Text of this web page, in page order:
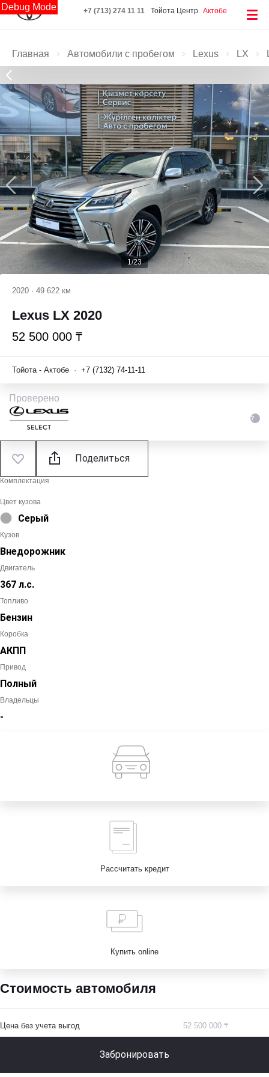
Debug Mode +7 (713) 274 11 11 Тойота Центр Актобе
Главная Автомобили с пробегом Lexus LX
1/23
2020 · 49 622 км
Lexus LX 2020
52 500 000 ₸
Тойота - Актобе · +7 (7132) 74-11-11
Проверено
Поделиться
Комплектация
Цвет кузова
Серый
Кузов
Внедорожник
Двигатель
367 л.с.
Топливо
Бензин
Коробка
АКПП
Привод
Полный
Владельцы
-
Рассчитать кредит
Купить online
Стоимость автомобиля
Цена без учета выгод 52 500 000 ₸
Забронировать